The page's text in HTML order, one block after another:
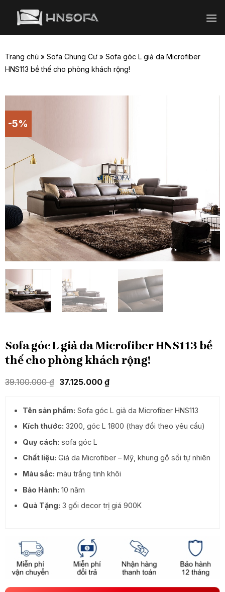
Trang chủ» Sofa Chung Cư» Sofa góc L giả da Microfiber
HNS113 bề thế cho phòng khách rộng!
-5%
Sofa góc L giả da Microfiber HNS113 bề
thế cho phòng khách rộng!
39.100.000₫ Giá
39.100.000 ₫.
37.125.000 ₫Giá
hiện
là:
37.125.000 ₫.
Tên sản phẩm: Sofa góc L giả da Microfiber HNS113
Kích thước: 3200, góc L 1800 (thay đổi theo yêu cầu)
Quy cách: sofa góc L
Chất liệu: Giả da Microfiber – Mỹ, khung gỗ sồi tự nhiên
Màu sắc: màu trắng tinh khôi
Bảo Hành: 10 năm
Quà Tặng: 3 gối decor trị giá 900K